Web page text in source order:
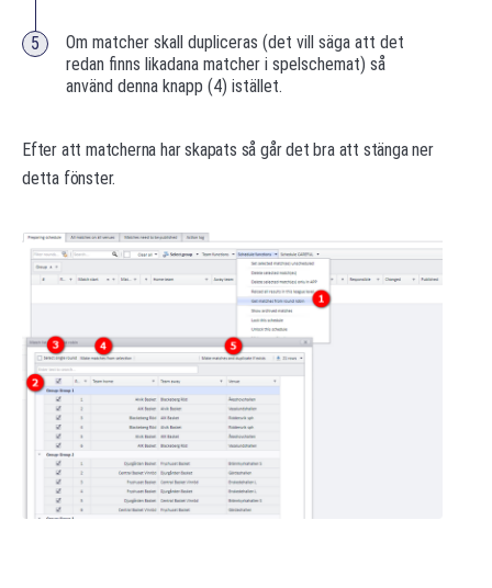
Om matcher skall dupliceras (det vill säga att det
redan finns likadana matcher i spelschemat) så
använd denna knapp (4) istället.
Efter att matcherna har skapats så går det bra att stänga ner
detta fönster.